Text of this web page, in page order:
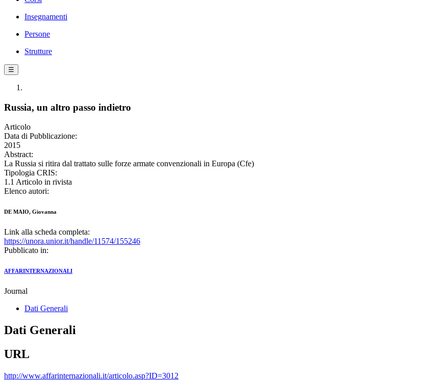
Insegnamenti
Persone
Strutture
☰
Russia, un altro passo indietro
Articolo
Data di Pubblicazione:
2015
Abstract:
La Russia si ritira dal trattato sulle forze armate convenzionali in Europa (Cfe)
Tipologia CRIS:
1.1 Articolo in rivista
Elenco autori:
DE MAIO, Giovanna
Link alla scheda completa:
https://unora.unior.it/handle/11574/155246
Pubblicato in:
AFFARINTERNAZIONALI
Journal
Dati Generali
Dati Generali
URL
http://www.affarinternazionali.it/articolo.asp?ID=3012